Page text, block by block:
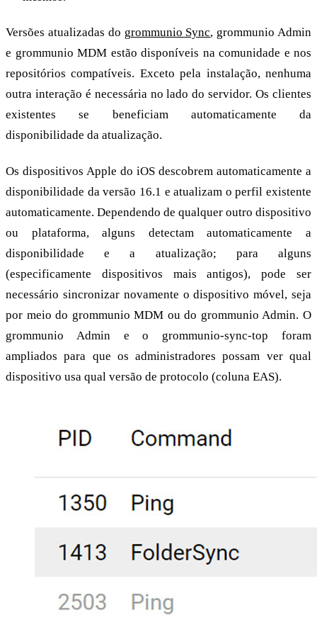
Versões atualizadas do grommunio Sync, grommunio Admin
e grommunio MDM estão disponíveis na comunidade e nos
repositórios compatíveis. Exceto pela instalação, nenhuma
outra interação é necessária no lado do servidor. Os clientes
existentes se beneficiam automaticamente da
disponibilidade da atualização.
Os dispositivos Apple do iOS descobrem automaticamente a
disponibilidade da versão 16.1 e atualizam o perfil existente
automaticamente. Dependendo de qualquer outro dispositivo
ou plataforma, alguns detectam automaticamente a
disponibilidade e a atualização; para alguns
(especificamente dispositivos mais antigos), pode ser
necessário sincronizar novamente o dispositivo móvel, seja
por meio do grommunio MDM ou do grommunio Admin. O
grommunio Admin e o grommunio-sync-top foram
ampliados para que os administradores possam ver qual
dispositivo usa qual versão de protocolo (coluna EAS).